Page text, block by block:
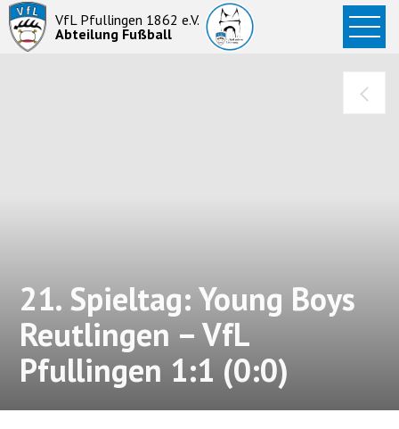
VfL Pfullingen 1862 e.V.
Abteilung Fußball
Startseite
News
21. Spieltag: Young Boys
Reutlingen – VfL
Pfullingen 1:1 (0:0)